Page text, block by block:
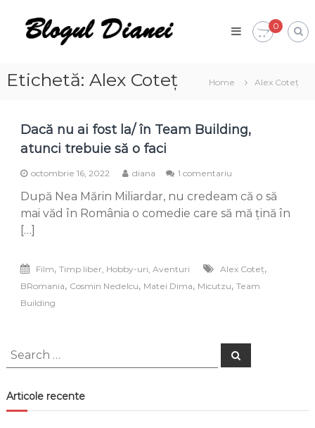
content
Blogul
Dianei
opinie,
călătorii
finețuri
0
Etichetă: Alex Coteț Home Alex Coteț
Dacă nu ai fost la/ în Team Building,
atunci trebuie să o faci
octombrie 16, 2022 diana 1 comentariu
nu
ai
Building,
atunci
După Nea Mărin Miliardar, nu credeam că o să
mai văd în România o comedie care să mă țină în
[…]
Film, Timp liber, Hobby-uri, Aventuri Alex Coteț,
BRomania, Cosmin Nedelcu, Matei Dima, Micutzu, Team
Building
Search
for:
Search
Articole recente